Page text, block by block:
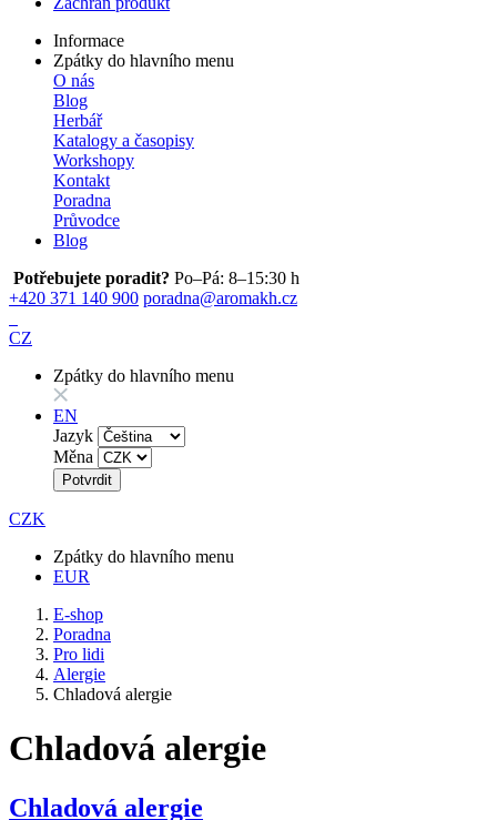
Informace
Zpátky do hlavního menu
O nás
Blog
Herbář
Katalogy a časopisy
Workshopy
Kontakt
Poradna
Průvodce
Blog
Potřebujete poradit? Po–Pá: 8–15:30 h
+420 371 140 900 poradna@aromakh.cz
CZ
Zpátky do hlavního menu
EN
Jazyk
Měna
Potvrdit
CZK
Zpátky do hlavního menu
EUR
E-shop
Poradna
Pro lidi
Alergie
Chladová alergie
Chladová alergie
Chladová alergie